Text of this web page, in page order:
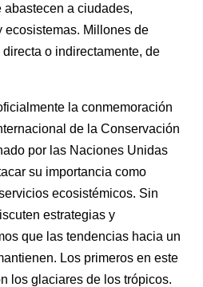
abastecen a ciudades,
ecosistemas. Millones de
o indirectamente, de
la conmemoración
de la Conservación
por las Naciones Unidas
su importancia como
ecosistémicos. Sin
estrategias y
que las tendencias hacia un
Los primeros en este
los glaciares de los trópicos.